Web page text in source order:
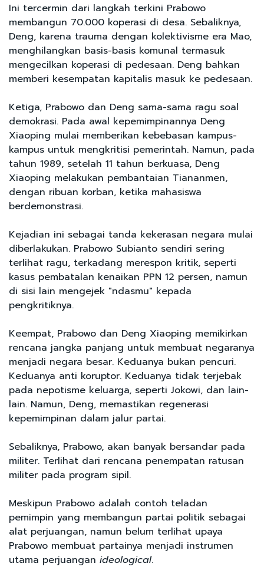
Ini tercermin dari langkah terkini Prabowo
membangun 70.000 koperasi di desa. Sebaliknya,
Deng, karena trauma dengan kolektivisme era Mao,
menghilangkan basis-basis komunal termasuk
mengecilkan koperasi di pedesaan. Deng bahkan
memberi kesempatan kapitalis masuk ke pedesaan.
Ketiga, Prabowo dan Deng sama-sama ragu soal
demokrasi. Pada awal kepemimpinannya Deng
Xiaoping mulai memberikan kebebasan kampus-
kampus untuk mengkritisi pemerintah. Namun, pada
tahun 1989, setelah 11 tahun berkuasa, Deng
Xiaoping melakukan pembantaian Tiananmen,
dengan ribuan korban, ketika mahasiswa
berdemonstrasi.
Kejadian ini sebagai tanda kekerasan negara mulai
diberlakukan. Prabowo Subianto sendiri sering
terlihat ragu, terkadang merespon kritik, seperti
kasus pembatalan kenaikan PPN 12 persen, namun
di sisi lain mengejek "ndasmu" kepada
pengkritiknya.
Keempat, Prabowo dan Deng Xiaoping memikirkan
rencana jangka panjang untuk membuat negaranya
menjadi negara besar. Keduanya bukan pencuri.
Keduanya anti koruptor. Keduanya tidak terjebak
pada nepotisme keluarga, seperti Jokowi, dan lain-
lain. Namun, Deng, memastikan regenerasi
kepemimpinan dalam jalur partai.
Sebaliknya, Prabowo, akan banyak bersandar pada
militer. Terlihat dari rencana penempatan ratusan
militer pada program sipil.
Meskipun Prabowo adalah contoh teladan
pemimpin yang membangun partai politik sebagai
alat perjuangan, namun belum terlihat upaya
Prabowo membuat partainya menjadi instrumen
utama perjuangan ideological.